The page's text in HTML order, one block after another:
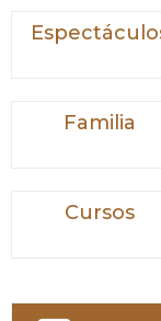
Familia
Cursos